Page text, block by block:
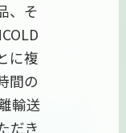
、そ
に複
間の
輸送
だき